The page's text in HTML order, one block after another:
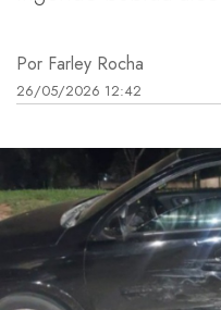
Por Farley Rocha
26/05/2026 12:42